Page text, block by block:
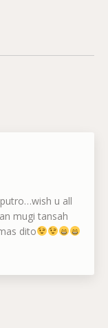
u all
mugi tansah
dito